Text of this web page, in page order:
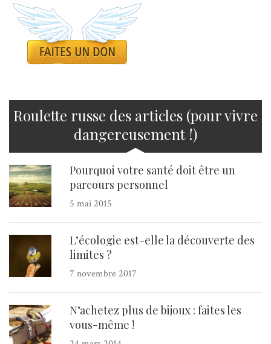
Roulette russe des articles (pour vivre
dangereusement !)
Pourquoi votre santé doit être un
parcours personnel
5 mai 2015
L’écologie est-elle la découverte des
limites ?
7 novembre 2017
N’achetez plus de bijoux : faites les
vous-même !